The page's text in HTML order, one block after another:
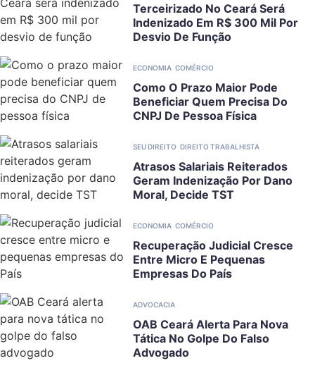
Terceirizado No Ceará Será
Indenizado Em R$ 300 Mil Por
Desvio De Função
ECONOMIA COMÉRCIO
Como O Prazo Maior Pode
Beneficiar Quem Precisa Do
CNPJ De Pessoa Física
SEU DIREITO DIREITO TRABALHISTA
Atrasos Salariais Reiterados
Geram Indenização Por Dano
Moral, Decide TST
ECONOMIA COMÉRCIO
Recuperação Judicial Cresce
Entre Micro E Pequenas
Empresas Do País
ADVOCACIA
OAB Ceará Alerta Para Nova
Tática No Golpe Do Falso
Advogado